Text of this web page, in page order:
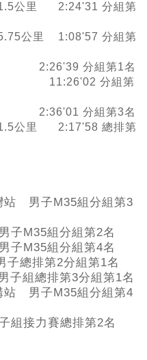
公里 2:24'31 分組第
公里 1:08'57 分組第
2:26'39 分組第1名
里 11:26'02 分組第
2:36'01 分組第3名
公里 2:17'58 總排第
站 男子M35組分組第3
子M35組分組第2名
子M35組分組第4名
總排第2分組第1名
組總排第3分組第1名
站 男子M35組分組第4
組接力賽總排第2名